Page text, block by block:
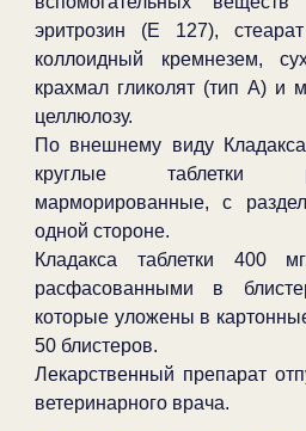
эритрозин (Е 127),
коллоидный кремнезем,
крахмал гликолят (тип A) и
целлюлозу.
По внешнему виду
круглые таблетки
марморированные, с
одной стороне.
Кладакса таблетки 400
расфасованными в
которые уложены в
50 блистеров.
Лекарственный препарат
ветеринарного врача.